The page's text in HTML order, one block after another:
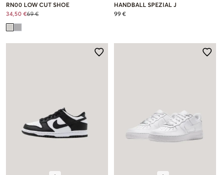
RN00 LOW CUT SHOE
34,50 €69 €
HANDBALL SPEZIAL J
99 €